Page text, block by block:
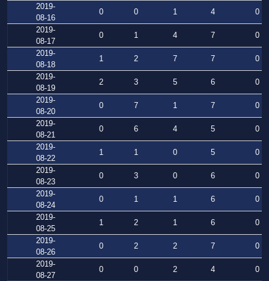
2019-
08-16
0 0 1 4
0
2019-
08-17
0 1 4 7
0
2019-
08-18
1 2 7 7
0
2019-
08-19
2 3 5 6
0
2019-
08-20
0 7 1 7
0
2019-
08-21
0 6 4 5
0
2019-
08-22
1 1 0 5
0
2019-
08-23
0 3 0 6
0
2019-
08-24
0 1 1 6
0
2019-
08-25
1 2 1 6
0
2019-
08-26
0 2 2 7
0
2019-
08-27
0 0 2 4
0